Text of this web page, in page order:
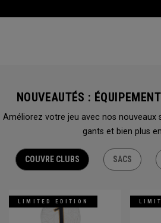
NOUVEAUTÉS :
Améliorez votre jeu avec nos nouveaux
gants et bien plus
COUVRE CLUBS SACS
LIMITED EDITION